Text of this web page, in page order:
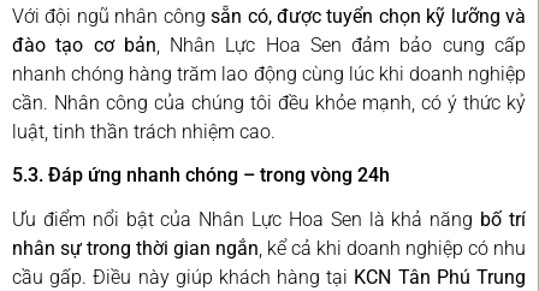
Với đội ngũ nhân côngsẵn có, được tuyển chọn kỹ lưỡng và
đào tạo cơ bản, Nhân Lực Hoa Sen đảm bảo cung cấp
nhanh chóng hàng trăm lao động cùng lúc khi doanh nghiệp
cần. Nhân công của chúng tôi đều khỏe mạnh, có ý thức kỷ
luật, tinh thần trách nhiệm cao.
5.3. Đáp ứng nhanh chóng – trong vòng 24h
Ưu điểm nổi bật của Nhân Lực Hoa Sen là khả năng bố trí
nhân sự trong thời gian ngắn, kể cả khi doanh nghiệp có nhu
cầu gấp. Điều này giúp khách hàng tại KCN Tân Phú Trung